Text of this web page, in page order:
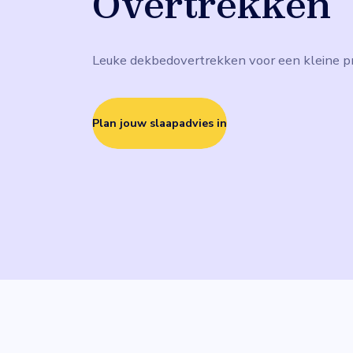
Leuke dekbedovertrekken voor een kleine
Plan jouw slaapadvies in